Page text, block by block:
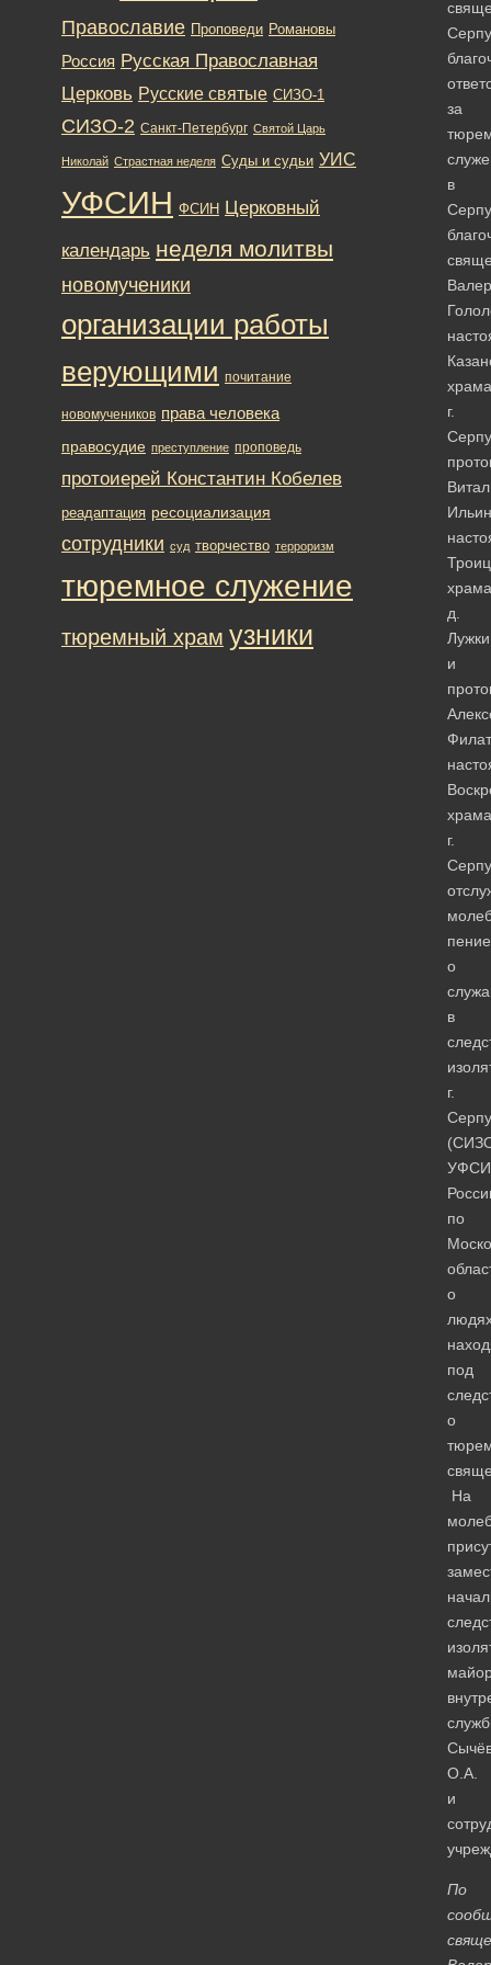
за
в
храма
г.
Ильин
храма
д.
Лужки
и
храма
г.
пение
о
в
г.
по
о
под
о
На
О.А.
и
По
Православие Проповеди Романовы
Россия Русская Православная
Церковь Русские святые СИЗО-1
СИЗО-2 Санкт-Петербург Святой Царь
Николай Страстная неделя Суды и судьи УИС
УФСИН ФСИН Церковный
календарь неделя молитвы
новомученики
организации работы
верующими почитание
новомучеников права человека
правосудие преступление проповедь
протоиерей Константин Кобелев
реадаптация ресоциализация
сотрудники суд творчество терроризм
тюремное служение
тюремный храм узники